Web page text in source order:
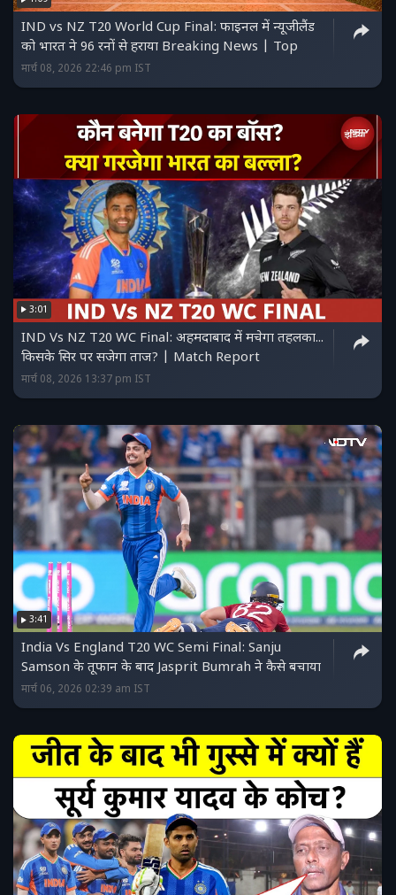
IND vs NZ T20 World Cup Final: फाइनल में न्यूजीलैंड
को भारत ने 96 रनों से हराया Breaking News | Top
मार्च 08, 2026 22:46 pm IST
3:01
IND Vs NZ T20 WC Final: अहमदाबाद में मचेगा तहलका...
किसके सिर पर सजेगा ताज? | Match Report
मार्च 08, 2026 13:37 pm IST
3:41
India Vs England T20 WC Semi Final: Sanju
Samson के तूफान के बाद Jasprit Bumrah ने कैसे बचाया
मार्च 06, 2026 02:39 am IST